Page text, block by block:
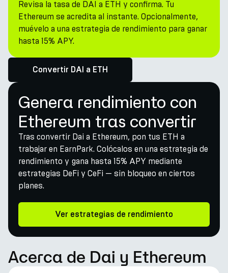
Revisa la tasa de DAI a ETH y confirma. Tu
Ethereum se acredita al instante. Opcionalmente,
muévelo a una estrategia de rendimiento para ganar
hasta 15% APY.
Convertir DAI a ETH
Genera rendimiento con
Ethereum tras convertir
Tras convertir Dai a Ethereum, pon tus ETH a
trabajar en EarnPark. Colócalos en una estrategia de
rendimiento y gana hasta 15% APY mediante
estrategias DeFi y CeFi — sin bloqueo en ciertos
planes.
Ver estrategias de rendimiento
Acerca de Dai y Ethereum